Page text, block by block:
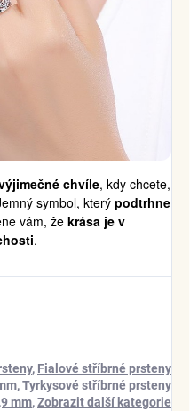
chvíle, kdy chcete,
symbol, který podtrhne
vám, že krása je v
.
, Fialové stříbrné prsteny
,Tyrkysové stříbrné prsteny
mm,Zobrazit další kategorie